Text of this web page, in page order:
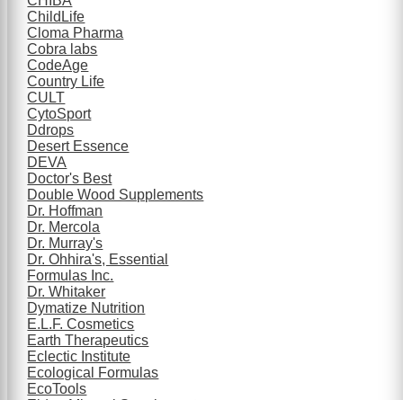
ChildLife
Cloma Pharma
Cobra labs
CodeAge
Country Life
CULT
CytoSport
Ddrops
Desert Essence
DEVA
Doctor's Best
Double Wood Supplements
Dr. Hoffman
Dr. Mercola
Dr. Murray's
Dr. Ohhira's, Essential
Formulas Inc.
Dr. Whitaker
Dymatize Nutrition
E.L.F. Cosmetics
Earth Therapeutics
Eclectic Institute
Ecological Formulas
EcoTools